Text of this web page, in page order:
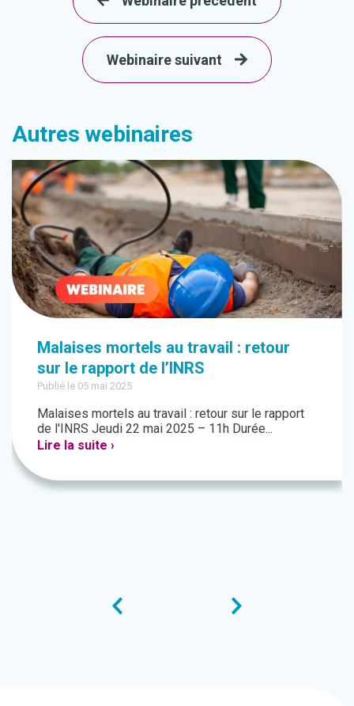
Webinaire suivant
Autres webinaires
Malaises mortels au travail : retour
sur le rapport de l’INRS
Publié le 05 mai 2025
Malaises mortels au travail : retour sur le rapport
de l'INRS Jeudi 22 mai 2025 – 11h Durée...
Lire la suite ›